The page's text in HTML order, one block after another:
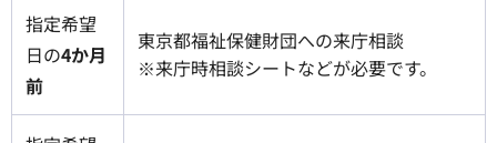
指定希望
日の4か月
前
東京都福祉保健財団への来庁相談
※来庁時相談シートなどが必要です。